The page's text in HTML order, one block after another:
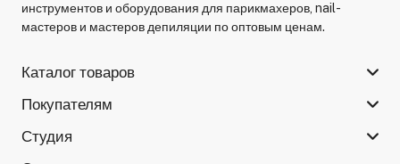
инструментов и оборудования для парикмахеров, nail-
мастеров и мастеров депиляции по оптовым ценам.
Каталог товаров
Покупателям
Студия